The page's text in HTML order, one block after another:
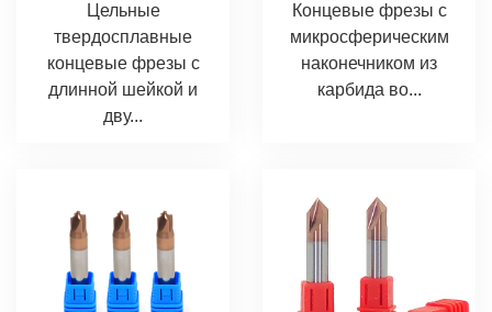
Цельные
твердосплавные
концевые фрезы с
длинной шейкой и
дву...
Концевые фрезы с
микросферическим
наконечником из
карбида во...